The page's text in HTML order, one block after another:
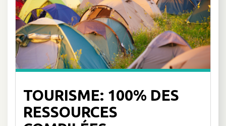
TOURISME: 100% DES
RESSOURCES